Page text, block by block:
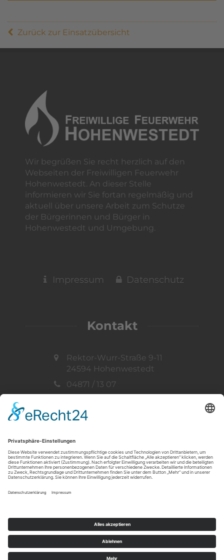
Zurück zur Einsatzübersicht
Wir begrüßen Sie recht herzlich auf den
Webseiten der Freiwilligen Feuerwehr
Hohenwestedt. An dieser Stelle
informieren wir Sie fortan regelmäßig und
aktuell über unsere Arbeit zum Schutze
der Bürgerinnen und Bürger in
Hohenwestedt und Umgebung.
Impressum Datenschutz
Kontakt
Rektor-Wurr-Straße 9-11
24594 Hohenwestedt
04871 / 13 07
Vertreten durch:
Thorsten Müller
Telefon: 04871 / 33 73
© 2019 - 2026 Freiwillige Feuerwehr